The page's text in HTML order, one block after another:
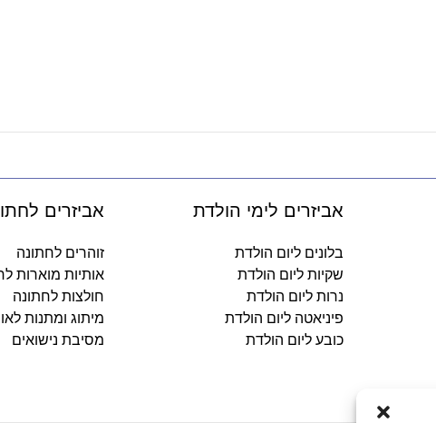
אביזרים לימי הולדת
בלונים ליום הולדת
שקיות ליום הולדת
נרות ליום הולדת
פיניאטה ליום הולדת
כובע ליום הולדת
אביזרים
זוהרים לחתונה
אותיות מוארות
חולצות לחתונה
מיתוג ומתנות
מסיבת נישואים